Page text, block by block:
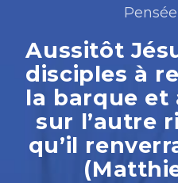
Aussitôt
disciples à
la barque et
sur l’autre
qu’il